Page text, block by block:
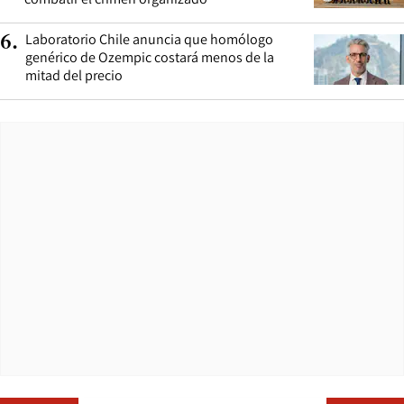
6. Laboratorio Chile anuncia que homólogo
genérico de Ozempic costará menos de la
mitad del precio